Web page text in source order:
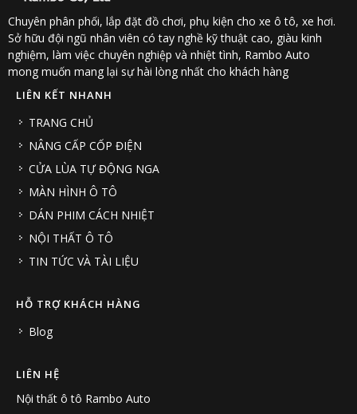
Chuyên phân phối, lắp đặt đồ chơi, phụ kiện cho xe ô tô, xe hơi.
Sở hữu đội ngũ nhân viên có tay nghề kỹ thuật cao, giàu kinh
nghiệm, làm việc chuyên nghiệp và nhiệt tình, Rambo Auto
mong muốn mang lại sự hài lòng nhất cho khách hàng
LIÊN KẾT NHANH
TRANG CHỦ
NÂNG CẤP CỐP ĐIỆN
CỬA LÙA TỰ ĐỘNG NGA
MÀN HÌNH Ô TÔ
DÁN PHIM CÁCH NHIỆT
NỘI THẤT Ô TÔ
TIN TỨC VÀ TÀI LIỆU
HỖ TRỢ KHÁCH HÀNG
Blog
LIÊN HỆ
Nội thất ô tô Rambo Auto